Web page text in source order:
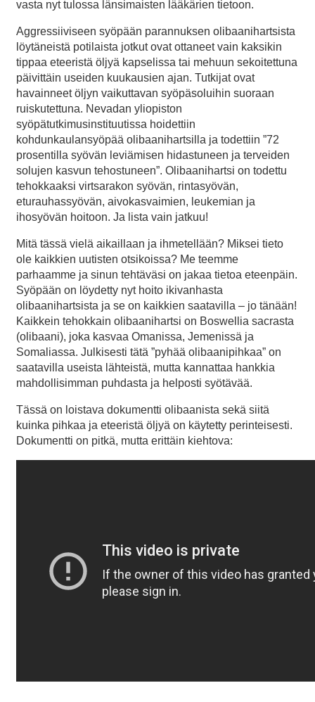
vasta nyt tulossa länsimaisten lääkärien tietoon.
Aggressiiviseen syöpään parannuksen olibaanihartsista
löytäneistä potilaista jotkut ovat ottaneet vain kaksikin
tippaa eteeristä öljyä kapselissa tai mehuun sekoitettuna
päivittäin useiden kuukausien ajan. Tutkijat ovat
havainneet öljyn vaikuttavan syöpäsoluihin suoraan
ruiskutettuna. Nevadan yliopiston
syöpätutkimusinstituutissa hoidettiin
kohdunkaulansyöpää olibaanihartsilla ja todettiin ”72
prosentilla syövän leviämisen hidastuneen ja terveiden
solujen kasvun tehostuneen”. Olibaanihartsi on todettu
tehokkaaksi virtsarakon syövän, rintasyövän,
eturauhassyövän, aivokasvaimien, leukemian ja
ihosyövän hoitoon. Ja lista vain jatkuu!
Mitä tässä vielä aikaillaan ja ihmetellään? Miksei tieto
ole kaikkien uutisten otsikoissa? Me teemme
parhaamme ja sinun tehtäväsi on jakaa tietoa eteenpäin.
Syöpään on löydetty nyt hoito ikivanhasta
olibaanihartsista ja se on kaikkien saatavilla – jo tänään!
Kaikkein tehokkain olibaanihartsi on Boswellia sacrasta
(olibaani), joka kasvaa Omanissa, Jemenissä ja
Somaliassa. Julkisesti tätä ”pyhää olibaanipihkaa” on
saatavilla useista lähteistä, mutta kannattaa hankkia
mahdollisimman puhdasta ja helposti syötävää.
Tässä on loistava dokumentti olibaanista sekä siitä
kuinka pihkaa ja eteeristä öljyä on käytetty perinteisesti.
Dokumentti on pitkä, mutta erittäin kiehtova: